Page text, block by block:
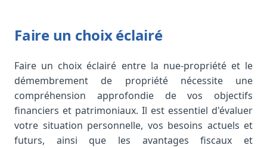
Faire un choix éclairé
Faire un choix éclairé entre la nue-propriété et le
démembrement de propriété nécessite une
compréhension approfondie de vos objectifs
financiers et patrimoniaux. Il est essentiel d'évaluer
votre situation personnelle, vos besoins actuels et
futurs, ainsi que les avantages fiscaux et